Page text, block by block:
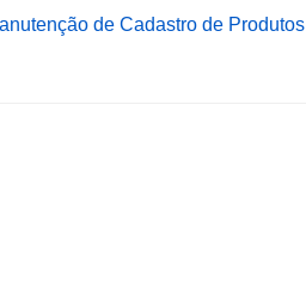
de Cadastro de Produtos